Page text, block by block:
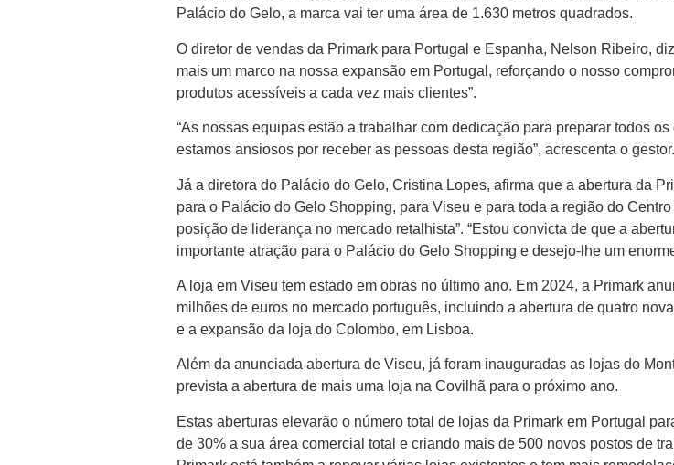
Palácio do Gelo, a marca vai ter uma área de 1.630 metros quadrados.
O diretor de vendas da Primark para Portugal e Espanha, Nelson Ribeiro,
mais um marco na nossa expansão em Portugal, reforçando o nosso
produtos acessíveis a cada vez mais clientes”.
“As nossas equipas estão a trabalhar com dedicação para preparar todos
estamos ansiosos por receber as pessoas desta região”, acrescenta o gestor.
Já a diretora do Palácio do Gelo, Cristina Lopes, afirma que a abertura da
para o Palácio do Gelo Shopping, para Viseu e para toda a região do
posição de liderança no mercado retalhista”. “Estou convicta de que a
importante atração para o Palácio do Gelo Shopping e desejo-lhe um
A loja em Viseu tem estado em obras no último ano. Em 2024, a Primark
milhões de euros no mercado português, incluindo a abertura de quatro
e a expansão da loja do Colombo, em Lisboa.
Além da anunciada abertura de Viseu, já foram inauguradas as lojas do
prevista a abertura de mais uma loja na Covilhã para o próximo ano.
Estas aberturas elevarão o número total de lojas da Primark em Portugal
de 30% a sua área comercial total e criando mais de 500 novos postos de